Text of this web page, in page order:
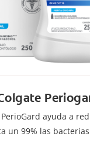
ayuda a
un 99% las